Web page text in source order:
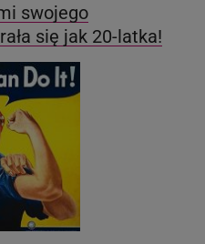
swojego
się jak 20-latka!